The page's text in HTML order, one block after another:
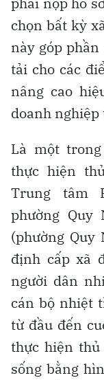
chọn bất kỳ
này góp
tải cho các
nâng cao
doanh
Là một
thực hiện
Trung tâm
phường Quy
(phường Quy
định cấp xã
người dân
cán bộ nhiệt
từ đầu đến
thực hiện
sống bằng